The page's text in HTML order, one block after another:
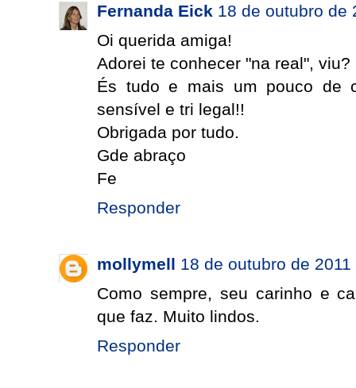
Fernanda Eick 18 de outubro de
Oi querida amiga!
Adorei te conhecer "na real", viu?
És tudo e mais um pouco de
sensível e tri legal!!
Obrigada por tudo.
Gde abraço
Fe
Responder
mollymell 18 de outubro de
Como sempre, seu carinho e
que faz. Muito lindos.
Responder